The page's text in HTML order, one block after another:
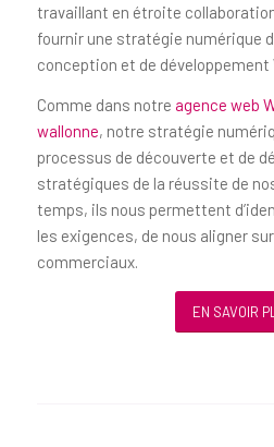
travaillant en étroite
fournir une stratégie numérique
conception et de développement
Comme dans notre agence web
wallonne, notre stratégie
processus de découverte et de
stratégiques de la réussite de
temps, ils nous permettent
les exigences, de nous aligner
commerciaux.
EN SAVOIR